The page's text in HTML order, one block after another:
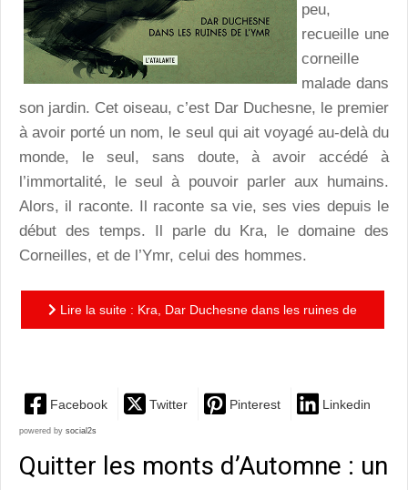
peu,
recueille une
corneille
malade dans
son jardin. Cet oiseau, c’est Dar Duchesne, le premier
à avoir porté un nom, le seul qui ait voyagé au-delà du
monde, le seul, sans doute, à avoir accédé à
l’immortalité, le seul à pouvoir parler aux humains.
Alors, il raconte. Il raconte sa vie, ses vies depuis le
début des temps. Il parle du Kra, le domaine des
Corneilles, et de l’Ymr, celui des hommes.
Lire la suite : Kra, Dar Duchesne dans les ruines de
Facebook Twitter Pinterest Linkedin
powered by social2s
Quitter les monts d’Automne : un